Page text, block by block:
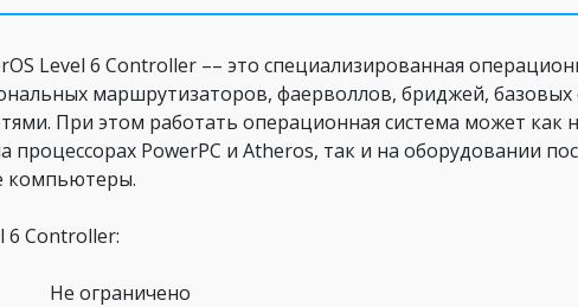
Level 6 Controller –– это специализированная
маршрутизаторов, фаерволлов, бриджей, базовых
При этом работать операционная система может
процессорах PowerPC и Atheros, так и на оборудовании
компьютеры.
6 Controller:
Не ограничено